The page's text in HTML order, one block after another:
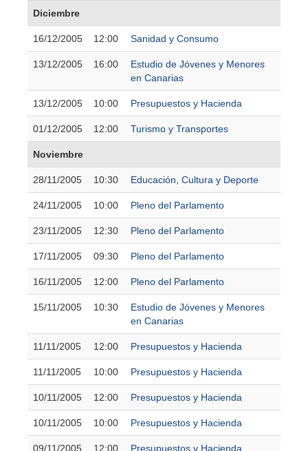
Diciembre
16/12/2005 12:00 Sanidad y Consumo
13/12/2005 16:00
Estudio de Jóvenes y Menores
en Canarias
13/12/2005 10:00 Presupuestos y Hacienda
01/12/2005 12:00 Turismo y Transportes
Noviembre
28/11/2005 10:30 Educación, Cultura y Deporte
24/11/2005 10:00 Pleno del Parlamento
23/11/2005 12:30 Pleno del Parlamento
17/11/2005 09:30 Pleno del Parlamento
16/11/2005 12:00 Pleno del Parlamento
15/11/2005 10:30
Estudio de Jóvenes y Menores
en Canarias
11/11/2005 12:00 Presupuestos y Hacienda
11/11/2005 10:00 Presupuestos y Hacienda
10/11/2005 12:00 Presupuestos y Hacienda
10/11/2005 10:00 Presupuestos y Hacienda
09/11/2005 12:00 Presupuestos y Hacienda